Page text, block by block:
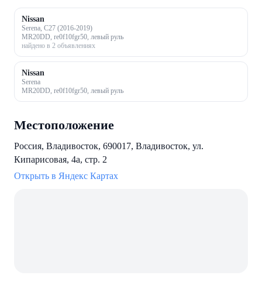
Nissan
Serena, C27 (2016-2019)
MR20DD, re0f10fgr50, левый руль
найдено в 2 объявлениях
Nissan
Serena
MR20DD, re0f10fgr50, левый руль
Местоположение
Россия, Владивосток, 690017, Владивосток, ул.
Кипарисовая, 4а, стр. 2
Открыть в Яндекс Картах